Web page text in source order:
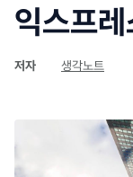
익스프
저자 생각노트